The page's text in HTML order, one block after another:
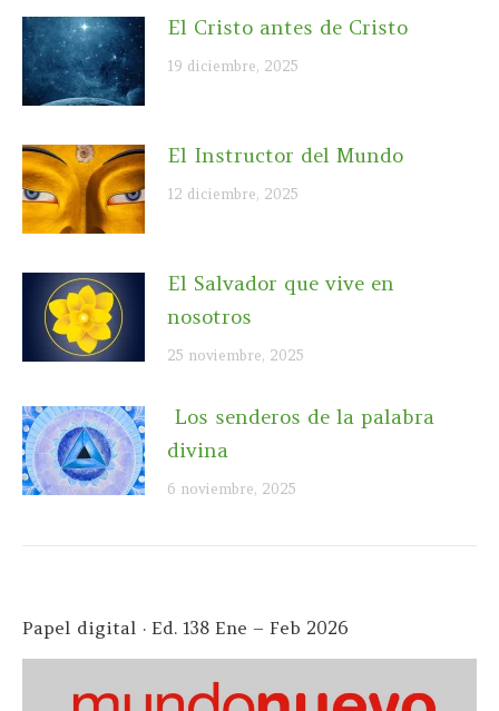
El Cristo antes de Cristo
19 diciembre, 2025
El Instructor del Mundo
12 diciembre, 2025
El Salvador que vive en
nosotros
25 noviembre, 2025
Los senderos de la palabra
divina
6 noviembre, 2025
Papel digital · Ed. 138 Ene – Feb 2026